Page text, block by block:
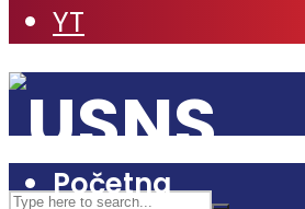
YT
Početna